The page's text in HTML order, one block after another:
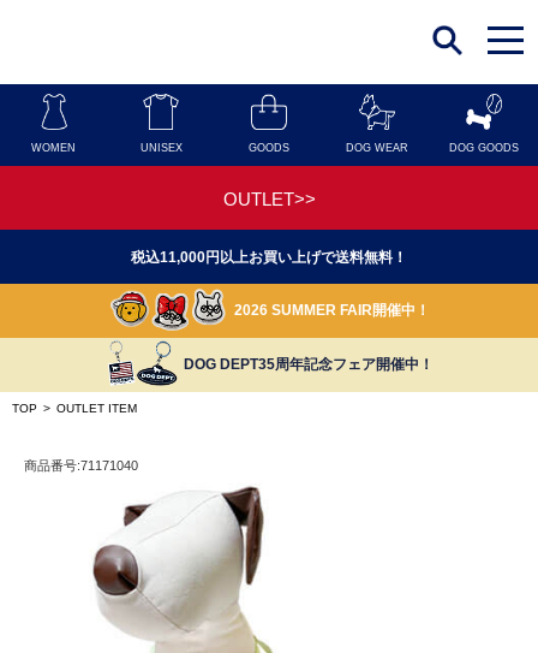
t
o
g
n
a
o
WOMEN UNISEX GOODS DOG WEAR DOG GOODS
OUTLET>>
税込11,000円以上お買い上げで送料無料！
2026 SUMMER FAIR開催中！
DOG DEPT35周年記念フェア開催中！
TOP > OUTLET ITEM
商品番号:71171040